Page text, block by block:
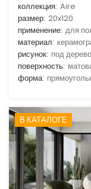
коллекция: Aire
размер: 20x120
применение: для
материал:
рисунок: под дерево
поверхность:
форма:
В КАТАЛОГЕ